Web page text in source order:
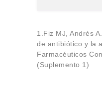
1.Fiz MJ, Andrés
de antibiótico y la
Farmacéuticos
(Suplemento 1)